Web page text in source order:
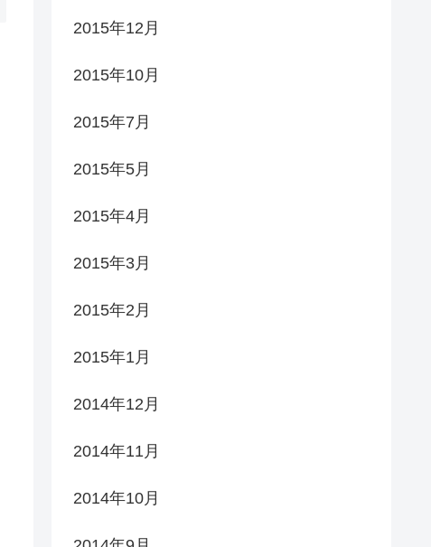
2015年12月
2015年10月
2015年7月
2015年5月
2015年4月
2015年3月
2015年2月
2015年1月
2014年12月
2014年11月
2014年10月